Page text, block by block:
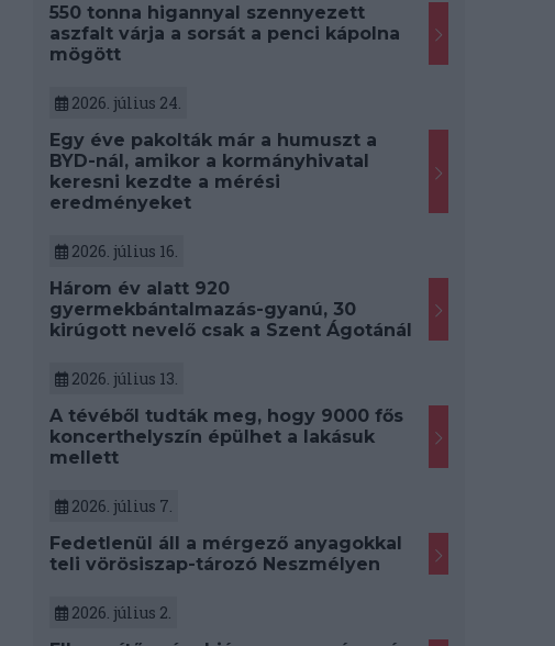
550 tonna higannyal szennyezett
aszfalt várja a sorsát a penci kápolna
mögött
2026. július 24.
Egy éve pakolták már a humuszt a
BYD-nál, amikor a kormányhivatal
keresni kezdte a mérési
eredményeket
2026. július 16.
Három év alatt 920
gyermekbántalmazás-gyanú, 30
kirúgott nevelő csak a Szent Ágotánál
2026. július 13.
A tévéből tudták meg, hogy 9000 fős
koncerthelyszín épülhet a lakásuk
mellett
2026. július 7.
Fedetlenül áll a mérgező anyagokkal
teli vörösiszap-tározó Neszmélyen
2026. július 2.